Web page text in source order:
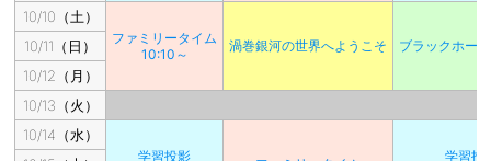
10/10（土）
ファミリータイム
10:10～
渦巻銀河の世界へようこそ ブラックホー
10/11（日）
10/12（月）
10/13（火）
10/14（水）
学習投影
学習投